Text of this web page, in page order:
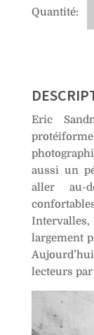
+
Eric
aussi un
aller au-
largement
lecteurs